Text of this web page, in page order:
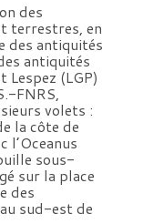
des
terrestres, en
des antiquités
antiquités
Lespez (LGP)
FNRS,
volets :
la côte de
l’Oceanus
sous-
sur la place
des
sud-est de